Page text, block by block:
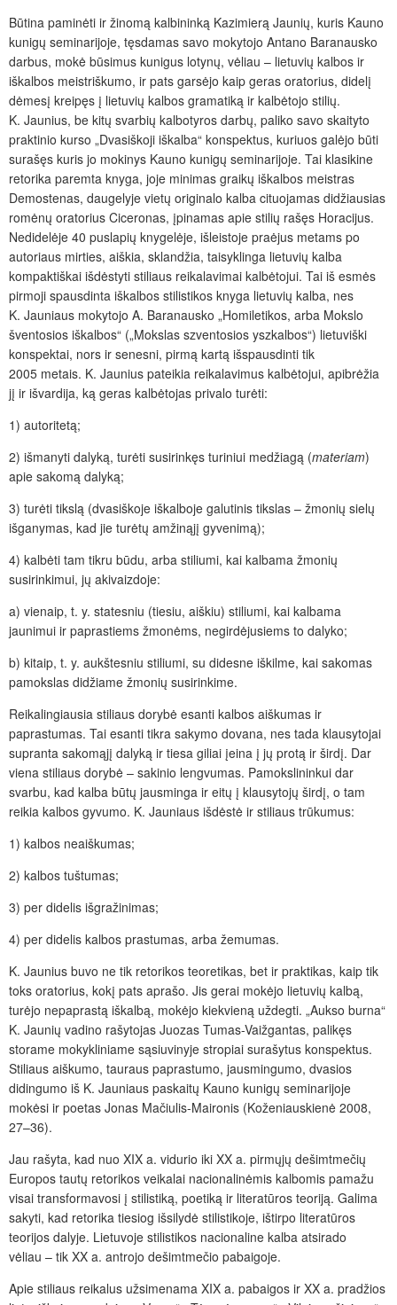
Būtina paminėti ir žinomą kalbininką Kazimierą Jaunių, kuris Kauno
kunigų seminarijoje, tęsdamas savo mokytojo Antano Baranausko
darbus, mokė būsimus kunigus lotynų, vėliau – lietuvių kalbos ir
iškalbos meistriškumo, ir pats garsėjo kaip geras oratorius, didelį
dėmesį kreipęs į lietuvių kalbos gramatiką ir kalbėtojo stilių.
K. Jaunius, be kitų svarbių kalbotyros darbų, paliko savo skaityto
praktinio kurso „Dvasiškoji iškalba“ konspektus, kuriuos galėjo būti
surašęs kuris jo mokinys Kauno kunigų seminarijoje. Tai klasikine
retorika paremta knyga, joje minimas graikų iškalbos meistras
Demostenas, daugelyje vietų originalo kalba cituojamas didžiausias
romėnų oratorius Ciceronas, įpinamas apie stilių rašęs Horacijus.
Nedidelėje 40 puslapių knygelėje, išleistoje praėjus metams po
autoriaus mirties, aiškia, sklandžia, taisyklinga lietuvių kalba
kompaktiškai išdėstyti stiliaus reikalavimai kalbėtojui. Tai iš esmės
pirmoji spausdinta iškalbos stilistikos knyga lietuvių kalba, nes
K. Jauniaus mokytojo A. Baranausko „Homiletikos, arba Mokslo
šventosios iškalbos“ („Mokslas szventosios yszkalbos“) lietuviški
konspektai, nors ir senesni, pirmą kartą išspausdinti tik
2005 metais. K. Jaunius pateikia reikalavimus kalbėtojui, apibrėžia
jį ir išvardija, ką geras kalbėtojas privalo turėti:
1) autoritetą;
2) išmanyti dalyką, turėti susirinkęs turiniui medžiagą (materiam)
apie sakomą dalyką;
3) turėti tikslą (dvasiškoje iškalboje galutinis tikslas – žmonių sielų
išganymas, kad jie turėtų amžinąjį gyvenimą);
4) kalbėti tam tikru būdu, arba stiliumi, kai kalbama žmonių
susirinkimui, jų akivaizdoje:
a) vienaip, t. y. statesniu (tiesiu, aiškiu) stiliumi, kai kalbama
jaunimui ir paprastiems žmonėms, negirdėjusiems to dalyko;
b) kitaip, t. y. aukštesniu stiliumi, su didesne iškilme, kai sakomas
pamokslas didžiame žmonių susirinkime.
Reikalingiausia stiliaus dorybė esanti kalbos aiškumas ir
paprastumas. Tai esanti tikra sakymo dovana, nes tada klausytojai
supranta sakomąjį dalyką ir tiesa giliai įeina į jų protą ir širdį. Dar
viena stiliaus dorybė – sakinio lengvumas. Pamokslininkui dar
svarbu, kad kalba būtų jausminga ir eitų į klausytojų širdį, o tam
reikia kalbos gyvumo. K. Jauniaus išdėstė ir stiliaus trūkumus:
1) kalbos neaiškumas;
2) kalbos tuštumas;
3) per didelis išgražinimas;
4) per didelis kalbos prastumas, arba žemumas.
K. Jaunius buvo ne tik retorikos teoretikas, bet ir praktikas, kaip tik
toks oratorius, kokį pats aprašo. Jis gerai mokėjo lietuvių kalbą,
turėjo nepaprastą iškalbą, mokėjo kiekvieną uždegti. „Aukso burna“
K. Jaunių vadino rašytojas Juozas Tumas-Vaižgantas, palikęs
storame mokykliniame sąsiuvinyje stropiai surašytus konspektus.
Stiliaus aiškumo, tauraus paprastumo, jausmingumo, dvasios
didingumo iš K. Jauniaus paskaitų Kauno kunigų seminarijoje
mokėsi ir poetas Jonas Mačiulis-Maironis (Koženiauskienė 2008,
27–36).
Jau rašyta, kad nuo XIX a. vidurio iki XX a. pirmųjų dešimtmečių
Europos tautų retorikos veikalai nacionalinėmis kalbomis pamažu
visai transformavosi į stilistiką, poetiką ir literatūros teoriją. Galima
sakyti, kad retorika tiesiog išsilydė stilistikoje, ištirpo literatūros
teorijos dalyje. Lietuvoje stilistikos nacionaline kalba atsirado
vėliau – tik XX a. antrojo dešimtmečio pabaigoje.
Apie stiliaus reikalus užsimenama XIX a. pabaigos ir XX a. pradžios